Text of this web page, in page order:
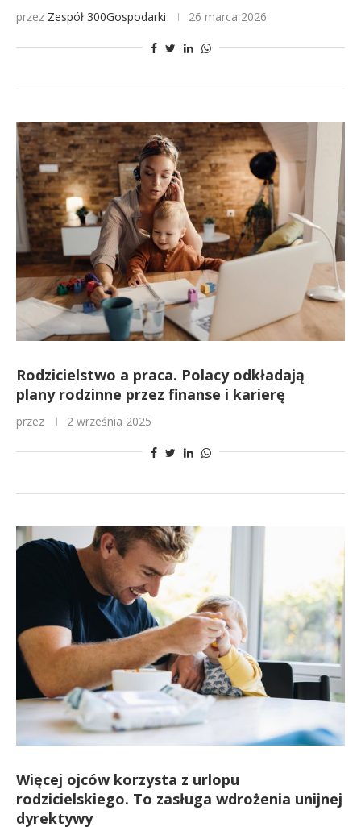
przez Zespół 300Gospodarki 26 marca 2026
Rodzicielstwo a praca. Polacy odkładają
plany rodzinne przez finanse i karierę
przez 2 września 2025
Więcej ojców korzysta z urlopu
rodzicielskiego. To zasługa wdrożenia unijnej
dyrektywy